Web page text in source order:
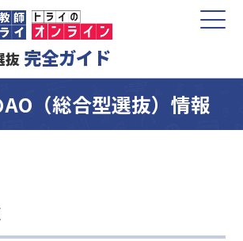
抜 完全ガイド
（総合型選抜）情報